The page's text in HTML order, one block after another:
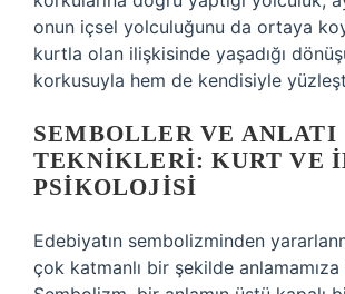
onun içsel yolculuğunu da ortaya
kurtla olan ilişkisinde yaşadığı
korkusuyla hem de kendisiyle
SEMBOLLER VE ANLATI
TEKNIKLERI: KURT VE
PSIKOLOJISI
Edebiyatın sembolizminden
çok katmanlı bir şekilde anlamamıza